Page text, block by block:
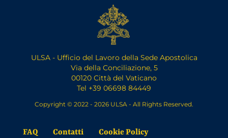
ULSA - Ufficio del Lavoro della Sede Apostolica
Via della Conciliazione, 5
00120 Città del Vaticano
Tel +39 06698 84449
Copyright © 2022 - 2026 ULSA - All Rights Reserved.
FAQ Contatti Cookie Policy